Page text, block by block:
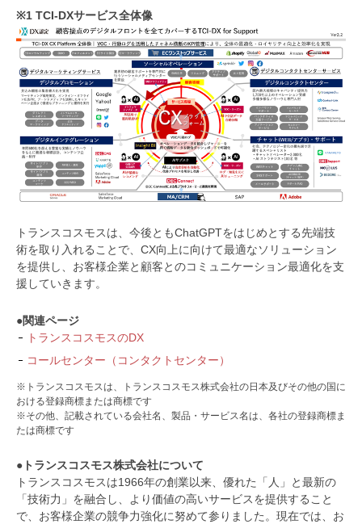
※1 TCI-DXサービス全体像
トランスコスモスは、今後ともChatGPTをはじめとする先端技
術を取り入れることで、CX向上に向けて最適なソリューション
を提供し、お客様企業と顧客とのコミュニケーション最適化を支
援していきます。
●関連ページ
トランスコスモスのDX
コールセンター（コンタクトセンター）
※トランスコスモスは、トランスコスモス株式会社の日本及びその他の国に
おける登録商標または商標です
※その他、記載されている会社名、製品・サービス名は、各社の登録商標ま
たは商標です
●トランスコスモス株式会社について
トランスコスモスは1966年の創業以来、優れた「人」と最新の
「技術力」を融合し、より価値の高いサービスを提供すること
で、お客様企業の競争力強化に努めて参りました。現在では、お